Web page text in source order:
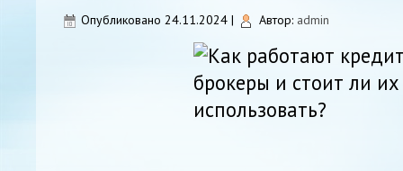
Опубликовано 24.11.2024 | Автор: admin